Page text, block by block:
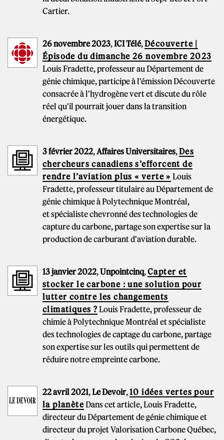
Cartier.
26 novembre 2023,ICI Télé,Découverte |
Épisode du dimanche 26 novembre 2023
Louis Fradette, professeur au Département de
génie chimique, participe à l'émission Découverte
consacrée à l'hydrogène vert et discute du rôle
réel qu'il pourrait jouer dans la transition
énergétique.
3 février 2022,Affaires Universitaires,Des
chercheurs canadiens s’efforcent de
rendre l’aviation plus « verte » Louis
Fradette, professeur titulaire au Département de
génie chimique à Polytechnique Montréal,
et spécialiste chevronné des technologies de
capture du carbone, partage son expertise sur la
production de carburant d'aviation durable.
13 janvier 2022,Unpointcinq,Capter et
stocker le carbone : une solution pour
lutter contre les changements
climatiques ? Louis Fradette, professeur de
chimie à Polytechnique Montréal et spécialiste
des technologies de captage du carbone, partage
son expertise sur les outils qui permettent de
réduire notre empreinte carbone.
22 avril 2021,Le Devoir,10 idées vertes pour
la planèteDans cet article, Louis Fradette,
directeur du Département de génie chimique et
directeur du projet Valorisation Carbone Québec,